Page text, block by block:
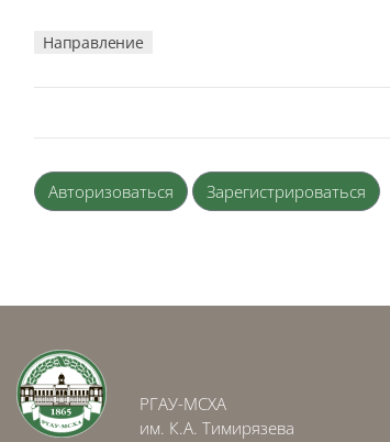
Направление
Авторизоваться Зарегистрироваться
РГАУ-МСХА
им. К.А. Тимирязева